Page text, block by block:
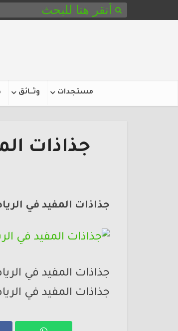
مستجدات وثـــائق
جذاذات
جذاذات المفيد في
جذاذات المفيد في
جذاذات المفيد في